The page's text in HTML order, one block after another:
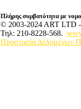
Πλήρης συμβατότητα με
© 2003-2024 ART LTD -
Τηλ: 210-8228-568.
Προστασία Δεδομένων